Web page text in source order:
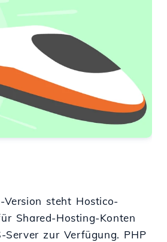
Version steht Hostico-
Shared-Hosting-Konten
Server zur Verfügung. PHP